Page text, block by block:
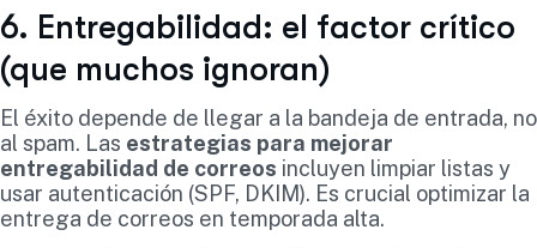
6. Entregabilidad: el factor crítico
(que muchos ignoran)
El éxito depende de llegar a la bandeja de entrada, no
al spam. Las estrategias para mejorar
entregabilidad de correos incluyen limpiar listas y
usar autenticación (SPF, DKIM). Es crucial optimizar la
entrega de correos en temporada alta.